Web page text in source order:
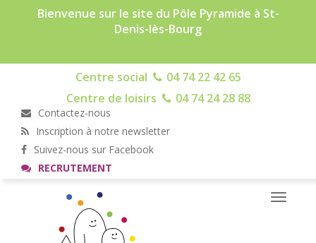
Bienvenue sur le site du Pôle Pyramide à St-
Denis-lès-Bourg
Centre social
04 74 22 42 65
Centre de loisirs
04 74 24 28 88
Contactez-nous
Inscription à notre newsletter
Suivez-nous sur Facebook
RECRUTEMENT
Toggle